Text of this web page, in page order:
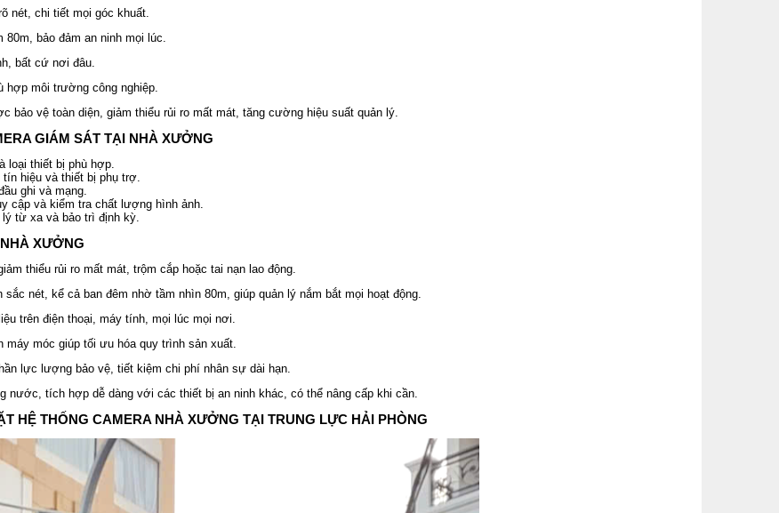
nét, chi tiết mọi góc khuất.
80m, bảo đảm an ninh mọi lúc.
bất cứ nơi đâu.
hợp môi trường công nghiệp.
bảo vệ toàn diện, giảm thiểu rủi ro mất mát, tăng cường hiệu suất quản lý.
GIÁM SÁT TẠI NHÀ XƯỞNG
loại thiết bị phù hợp.
hiệu và thiết bị phụ trợ.
ghi và mạng.
cập và kiểm tra chất lượng hình ảnh.
từ xa và bảo trì định kỳ.
XƯỞNG
thiểu rủi ro mất mát, trộm cắp hoặc tai nạn lao động.
nét, kể cả ban đêm nhờ tầm nhìn 80m, giúp quản lý nắm bắt mọi hoạt động.
trên điện thoại, máy tính, mọi lúc mọi nơi.
máy móc giúp tối ưu hóa quy trình sản xuất.
lực lượng bảo vệ, tiết kiệm chi phí nhân sự dài hạn.
nước, tích hợp dễ dàng với các thiết bị an ninh khác, có thể nâng cấp khi cần.
HỆ THỐNG CAMERA NHÀ XƯỞNG TẠI TRUNG LỰC HẢI PHÒNG